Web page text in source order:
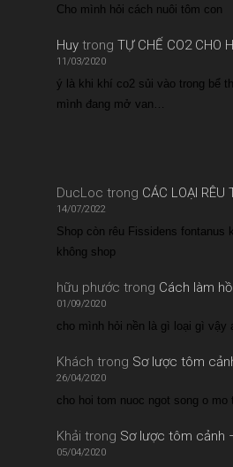
Cho mình hỏi cách nuôi tôm con
Huytrong TỰ CHẾ CO2 CHO
11/03/2020
ý là khi khí co2 sủi vào trong bể
mình đang mở van…
DucLoc trong CÁC LOẠI RÊU
14/07/2022
Shop còn rêu Fissidens fontanus
không shop
hữu phước trong Cách làm
01/09/2020
cho mình hỏi nền là gì loại gì vậy
Khách trong Sơ lược tôm
26/04/2020
cho hoi tom nuoc ngot song o mo
Khải trong Sơ lược tôm cảnh
05/04/2020